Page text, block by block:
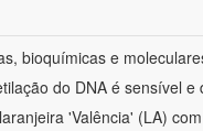
bioquímicas e
do DNA é sensível e
'Valência' (LA)